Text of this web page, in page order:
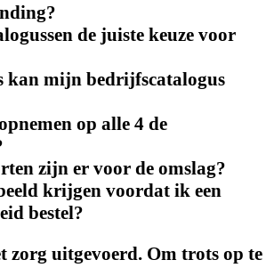
de juiste keuze voor
kan mijn bedrijfscatalogus
op alle 4 de
zijn er voor de omslag?
krijgen voordat ik een
bestel?
zorg uitgevoerd. Om trots op te